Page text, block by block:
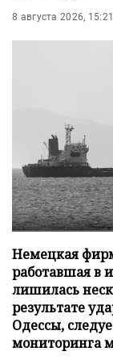
8 августа 2026, 15:21
Немецкая
работавшая в
лишилась
результате
Одессы,
мониторинга